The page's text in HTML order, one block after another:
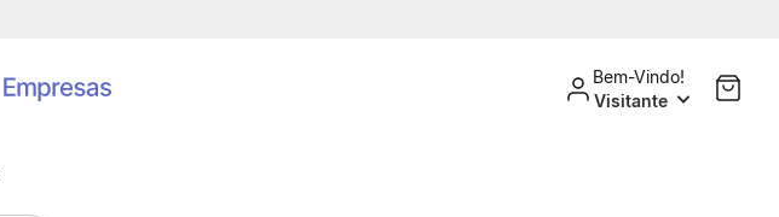
Bem-Vindo!
Visitante